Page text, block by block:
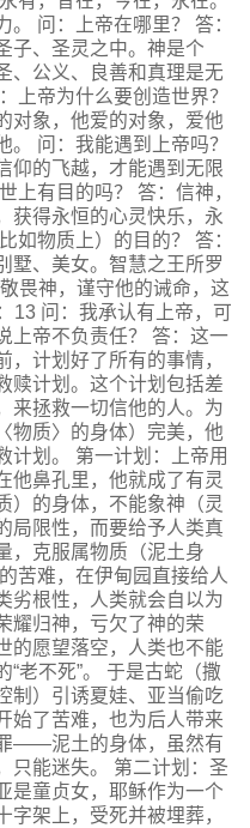
问：上帝在哪里？ 答：
子、圣灵之中。神是个
、公义、良善和真理是无
上帝为什么要创造世界？
对象，他爱的对象，爱他
问：我能遇到上帝吗？
仰的飞越，才能遇到无限
上有目的吗？ 答：信神，
获得永恒的心灵快乐，永
如物质上）的目的？ 答：
墅、美女。智慧之王所罗
畏神，谨守他的诫命，这
13 问：我承认有上帝，可
上帝不负责任？ 答：这一
计划好了所有的事情，
赎计划。这个计划包括差
来拯救一切信他的人。为
物质〉的身体）完美，他
计划。 第一计划：上帝用
他鼻孔里，他就成了有灵
）的身体，不能象神（灵
局限性，而要给予人类真
，克服属物质（泥土身
苦难，在伊甸园直接给人
劣根性，人类就会自以为
耀归神，亏欠了神的荣
的愿望落空，人类也不能
老不死”。 于是古蛇（撒
制）引诱夏娃、亚当偷吃
始了苦难，也为后人带来
——泥土的身体，虽然有
只能迷失。 第二计划：圣
是童贞女，耶稣作为一个
架上，受死并被埋葬，